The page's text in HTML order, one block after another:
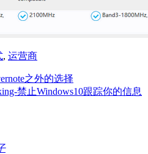
, 运营商
之外的选择
禁止Windows10跟踪你的信息